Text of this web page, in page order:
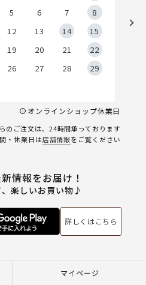
5 6 7
8
12 13 14
15
19 20 21
22
26 27 28
29
オンラインショップ休業日
のご注文は、24時間承っております
・休業日は店舗情報をご覧ください
情報をお届け！
楽しいお買い物♪
詳しくはこちら
マイページ